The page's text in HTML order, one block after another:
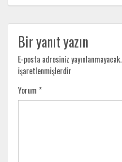
Bir yanıt yazın
E-posta adresiniz yayınlanmayacak.
işaretlenmişlerdir
Yorum *